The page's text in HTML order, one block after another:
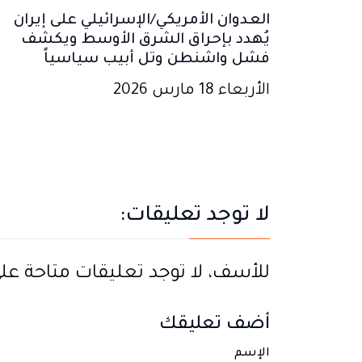
العدوان الأمريكي/الإسرائيلي على إيران
يُهدد بإحراق الشرق الأوسط ويكشف
فشل واشنطن وتل أبيب سياسياً
الأربعاء 18 مارس 2026
لا توجد تعليقات:
للأسف، لا توجد تعليقات متاحة
أضف تعليقك
الإسم